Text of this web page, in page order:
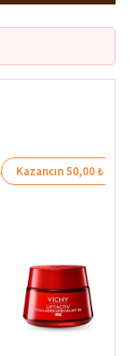
Kazancın 50,00 ₺